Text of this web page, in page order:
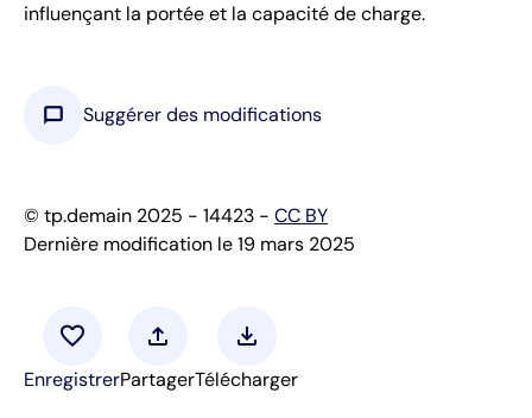
influençant la portée et la capacité de charge.
chat_bubble Suggérer des modifications
© tp.demain 2025 - 14423 - CC BY
Dernière modification le 19 mars 2025
favorite
Enregistrer
upload
Partager
download
Télécharger